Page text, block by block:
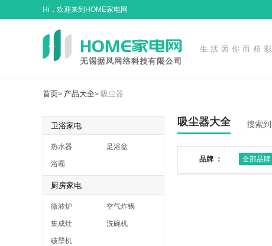
Hi，欢迎来到HOME家电网
生活因你而精彩
首页> 产品大全> 吸尘器
卫浴家电
热水器 足浴盆
浴霸
厨房家电
微波炉 空气炸锅
集成灶 洗碗机
破壁机
吸尘器大全 搜索到
品牌 ： 全部品牌